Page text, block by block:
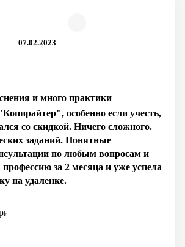
07.02.2023
и много практики
особенно если учесть,
со скидкой. Ничего сложного.
заданий. Понятные
по любым вопросам и
за 2 месяца и уже успела
на удаленке.